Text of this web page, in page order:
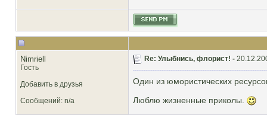
Nimriell
Гость
Добавить в друзья
Сообщений: n/a
Re: Улыбнись, флорист! -
Один из юмористических
Люблю жизненные приколы.